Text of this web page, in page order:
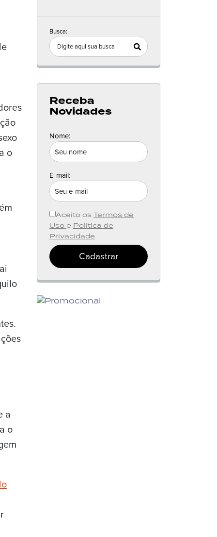
o
a
o
Busca:
Receba
Novidades
Nome:
E-mail:
Aceito os Termos de
Uso e Política de
Privacidade
Cadastrar